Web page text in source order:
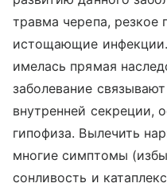
травма черепа, резкое
истощающие инфекции.
имелась прямая
заболевание
внутренней секреции,
гипофиза. Вылечить
многие симптомы
сонливость и